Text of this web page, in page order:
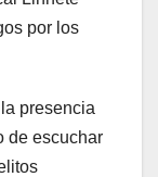
por los
presencia
de escuchar